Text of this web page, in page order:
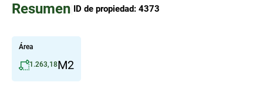
Resumen ID de propiedad: 4373
Área
1.263,18M2